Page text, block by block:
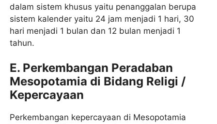
dalam sistem khusus yaitu penanggalan berupa
sistem kalender yaitu 24 jam menjadi 1 hari, 30
hari menjadi 1 bulan dan 12 bulan menjadi 1
tahun.
E. Perkembangan Peradaban
Mesopotamia di Bidang Religi /
Kepercayaan
Perkembangan kepercayaan di Mesopotamia